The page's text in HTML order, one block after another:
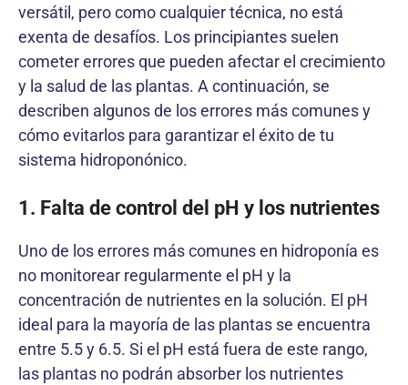
versátil, pero como cualquier técnica, no está
exenta de desafíos. Los principiantes suelen
cometer errores que pueden afectar el crecimiento
y la salud de las plantas. A continuación, se
describen algunos de los errores más comunes y
cómo evitarlos para garantizar el éxito de tu
sistema hidroponónico.
1. Falta de control del pH y los nutrientes
Uno de los errores más comunes en hidroponía es
no monitorear regularmente el pH y la
concentración de nutrientes en la solución. El pH
ideal para la mayoría de las plantas se encuentra
entre 5.5 y 6.5. Si el pH está fuera de este rango,
las plantas no podrán absorber los nutrientes